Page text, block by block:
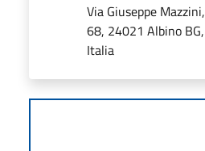
Via Giuseppe Mazzini,
68, 24021 Albino BG,
Italia